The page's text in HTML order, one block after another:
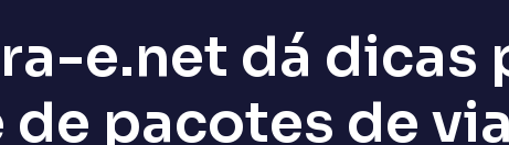
e.net dá dicas
pacotes de